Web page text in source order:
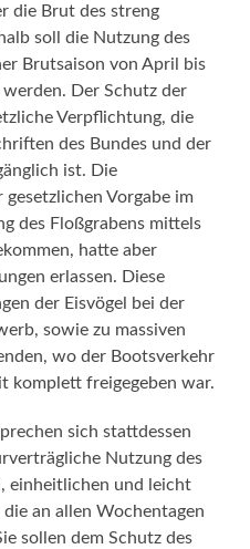
die Brut des streng
soll die Nutzung des
Brutsaison von April bis
Der Schutz der
Verpflichtung, die
des Bundes und der
ist. Die
Vorgabe im
des Floßgrabens mittels
hatte aber
erlassen. Diese
der Eisvögel bei der
sowie zu massiven
wo der Bootsverkehr
komplett freigegeben war.
sich stattdessen
Nutzung des
einheitlichen und leicht
an allen Wochentagen
sollen dem Schutz des